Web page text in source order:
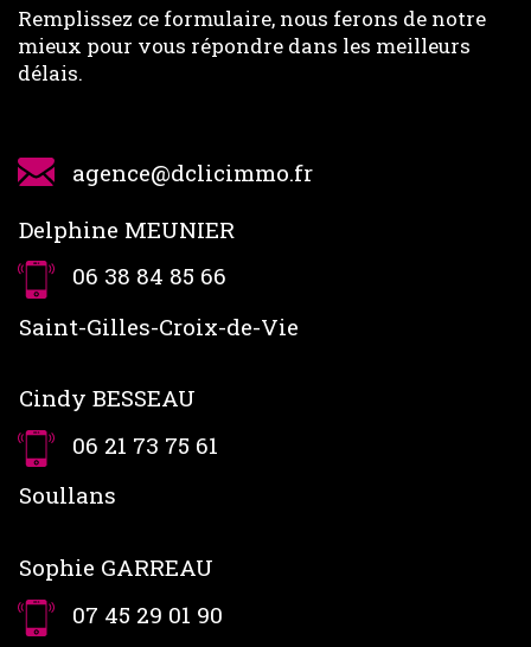
disponibles sur le site Géorisques
Remplissez ce formulaire, nous ferons de notre
mieux pour vous répondre dans les meilleurs
délais.
agence@dclicimmo.fr
Delphine MEUNIER
06 38 84 85 66
Saint-Gilles-Croix-de-Vie
Cindy BESSEAU
06 21 73 75 61
Soullans
Sophie GARREAU
07 45 29 01 90